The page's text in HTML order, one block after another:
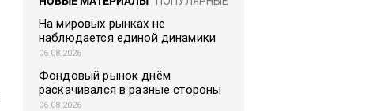
На мировых рынках не
наблюдается единой динамики
06.08.2026
Фондовый рынок днём
раскачивался в разные стороны
06.08.2026